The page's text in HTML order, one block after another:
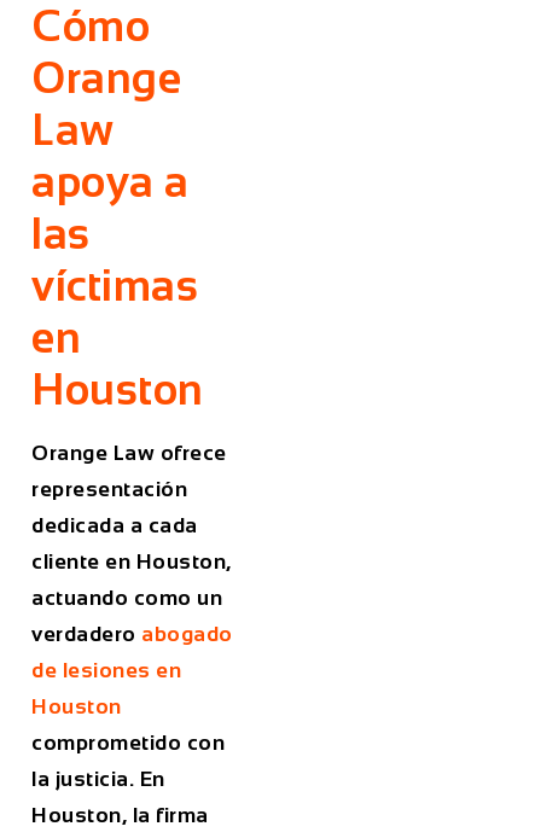
Cómo
Orange
Law
apoya a
las
víctimas
en
Houston
Orange Law ofrece
representación
dedicada a cada
cliente en Houston,
actuando como un
verdadero abogado
de lesiones en
Houston
comprometido con
la justicia. En
Houston, la firma